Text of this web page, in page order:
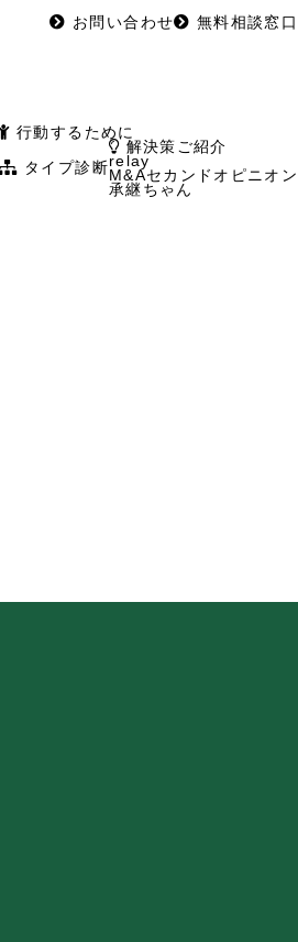
お問い合わせ 無料相談窓口
行動するために
タイプ診断
解決策ご紹介
relay
M&Aセカンドオピニオン
承継ちゃん